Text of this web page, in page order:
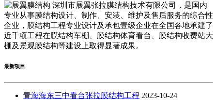
深圳市展翼张拉膜结构技术有限公司，是国内
专业从事膜结构设计、制作、安装、维护及售后服务的综合性
企业，膜结构工程专业设计及承包壹级企业在全国各地承建了
近千项工程在膜结构车棚、膜结构体育看台、膜结构收费站大
棚及景观膜结构等建设上取得显著成果。
最新项目
青海海东三中看台张拉膜结构工程 2023-10-24